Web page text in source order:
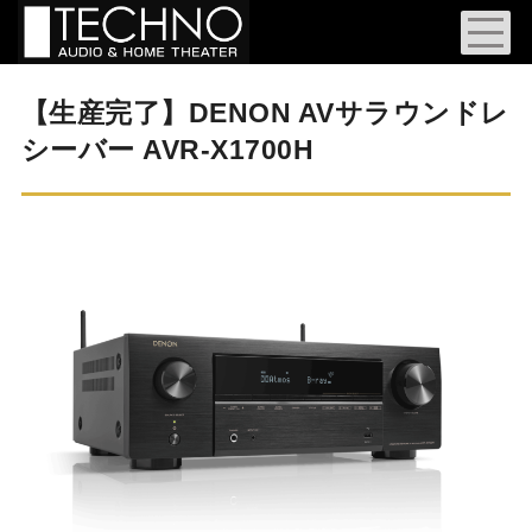
【生産完了】DENON AVサラウンドレ
シーバー AVR-X1700H